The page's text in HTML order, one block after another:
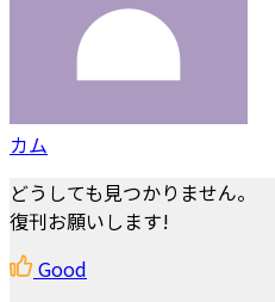
カム
どうしても見つかりません。
復刊お願いします!
Good